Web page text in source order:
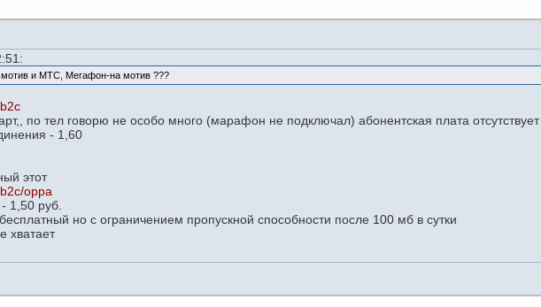
мотив и МТС, Мегафон-на мотив ???
по тел говорю не особо много (марафон не подключал) абонентская плата отсутствует
- 1,60
этот
oppa
1,50 руб.
но с ограничением пропускной способности после 100 мб в сутки
хватает